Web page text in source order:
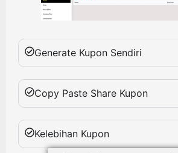
Generate Kupon Sendiri
Copy Paste Share Kupon
Kelebihan Kupon